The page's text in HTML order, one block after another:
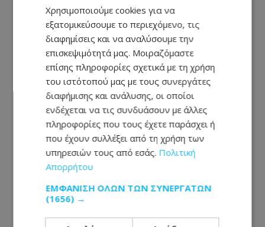
ΔΙΕΘΝΗ
07.08.2026 - 15:14
Δασκάλα χορού στις ΗΠΑ κατηγορείται για
σεξουαλική κακοποίηση δύο ανήλικων μαθητών
Χρησιμοποιούμε cookies για να
εξατομικεύσουμε το περιεχόμενο, τις
διαφημίσεις και να αναλύσουμε την
επισκεψιμότητά μας. Μοιραζόμαστε
επίσης πληροφορίες σχετικά με τη χρήση
του ιστότοπού μας με τους συνεργάτες
διαφήμισης και ανάλυσης, οι οποίοι
ενδέχεται να τις συνδυάσουν με άλλες
πληροφορίες που τους έχετε παράσχει ή
που έχουν συλλέξει από τη χρήση των
υπηρεσιών τους από εσάς. Πολιτική
Απορρήτου
ΕΜΦΆΝΙΣΗ ΌΛΩΝ ΤΩΝ ΣΥΝΕΡΓΑΤΏΝ
(1656) →